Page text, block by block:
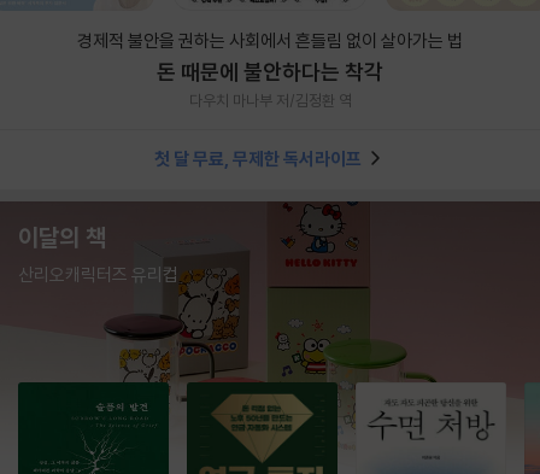
경제적 불안을 권하는 사회에서 흔들림 없이 살아가는 법
돈 때문에 불안하다는 착각
다우치 마나부 저/김정환 역
첫 달 무료, 무제한 독서라이프
이달의 책
산리오캐릭터즈 유리컵